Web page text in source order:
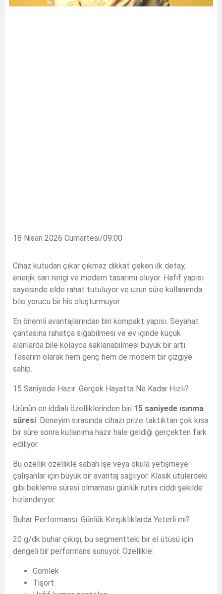
18 Nisan 2026 Cumartesi/09:00
Cihaz kutudan çıkar çıkmaz dikkat çeken ilk detay,
enerjik sarı rengi ve modern tasarımı oluyor. Hafif yapısı
sayesinde elde rahat tutuluyor ve uzun süre kullanımda
bile yorucu bir his oluşturmuyor.
En önemli avantajlarından biri kompakt yapısı. Seyahat
çantasına rahatça sığabilmesi ve ev içinde küçük
alanlarda bile kolayca saklanabilmesi büyük bir artı.
Tasarım olarak hem genç hem de modern bir çizgiye
sahip.
15 Saniyede Hazır: Gerçek Hayatta Ne Kadar Hızlı?
Ürünün en iddialı özelliklerinden biri 15 saniyede ısınma
süresi. Deneyim sırasında cihazı prize taktıktan çok kısa
bir süre sonra kullanıma hazır hale geldiği gerçekten fark
ediliyor.
Bu özellik özellikle sabah işe veya okula yetişmeye
çalışanlar için büyük bir avantaj sağlıyor. Klasik ütülerdeki
gibi bekleme süresi olmaması günlük rutini ciddi şekilde
hızlandırıyor.
Buhar Performansı: Günlük Kırışıklıklarda Yeterli mi?
20 g/dk buhar çıkışı, bu segmentteki bir el ütüsü için
dengeli bir performans sunuyor. Özellikle:
Gömlek
Tişört